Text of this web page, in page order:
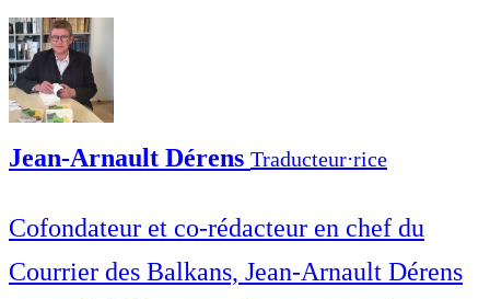
Jean-Arnault Dérens Traducteur⋅rice
Cofondateur et co-rédacteur en chef du
Courrier des Balkans, Jean-Arnault Dérens